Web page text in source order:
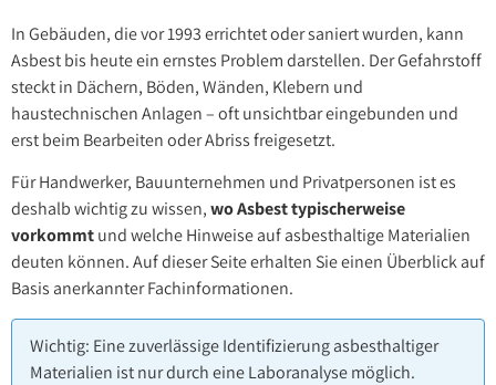
In Gebäuden, die vor 1993 errichtet oder saniert wurden, kann
Asbest bis heute ein ernstes Problem darstellen. Der Gefahrstoff
steckt in Dächern, Böden, Wänden, Klebern und
haustechnischen Anlagen – oft unsichtbar eingebunden und
erst beim Bearbeiten oder Abriss freigesetzt.
Für Handwerker, Bauunternehmen und Privatpersonen ist es
deshalb wichtig zu wissen,wo Asbest typischerweise
vorkommtund welche Hinweise auf asbesthaltige Materialien
deuten können. Auf dieser Seite erhalten Sie einen Überblick auf
Basis anerkannter Fachinformationen.
Wichtig: Eine zuverlässige Identifizierung asbesthaltiger
Materialien ist nur durch eine Laboranalyse möglich.